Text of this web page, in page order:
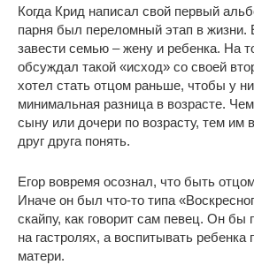
Когда Крид написал свой первый
парня был переломный этап в жизни.
завести семью – жену и ребенка. На
обсуждал такой «исход» со своей
хотел стать отцом раньше, чтобы у
минимальная разница в возрасте.
сыну или дочери по возрасту, тем им
друг друга понять.
Егор вовремя осознал, что быть
Иначе он был что-то типа
скайпу, как говорит сам певец. Он бы
на гастролях, а воспитывать
матери.